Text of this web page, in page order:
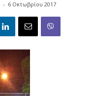
- 6 Οκτωβρίου 2017